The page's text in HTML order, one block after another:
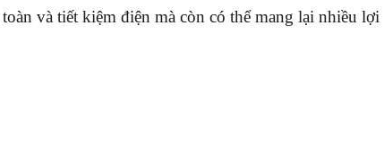
và tiết kiệm điện mà còn có thể mang lại nhiều lợi